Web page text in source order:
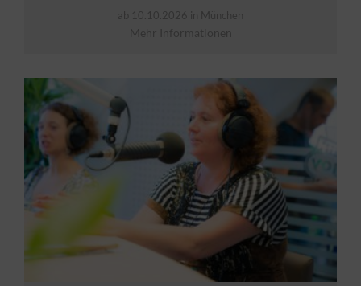
ab 10.10.2026 in München
Mehr Informationen